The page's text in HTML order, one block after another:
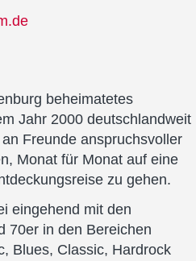
beheimatetes
Jahr 2000 deutschlandweit
Freunde anspruchsvoller
Monat für Monat auf eine
zu gehen.
eingehend mit den
70er in den Bereichen
Blues, Classic, Hardrock